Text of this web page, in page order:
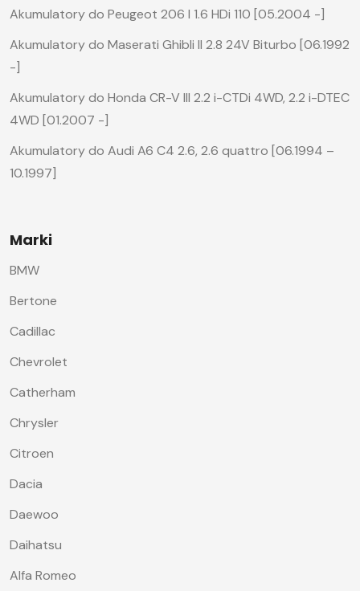
Akumulatory do Peugeot 206 I 1.6 HDi 110 [05.2004 -]
Akumulatory do Maserati Ghibli II 2.8 24V Biturbo [06.1992
-]
Akumulatory do Honda CR-V III 2.2 i-CTDi 4WD, 2.2 i-DTEC
4WD [01.2007 -]
Akumulatory do Audi A6 C4 2.6, 2.6 quattro [06.1994 –
10.1997]
Marki
BMW
Bertone
Cadillac
Chevrolet
Catherham
Chrysler
Citroen
Dacia
Daewoo
Daihatsu
Alfa Romeo